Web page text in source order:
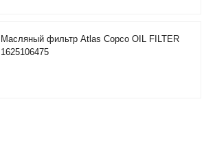
Масляный фильтр Atlas Copco OIL FILTER
1625106475